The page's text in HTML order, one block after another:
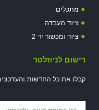
מתכלים
ציוד מעבדה
ציוד ומכשור יד 2
רישום לניוזלטר
קבלו את כל החדשות